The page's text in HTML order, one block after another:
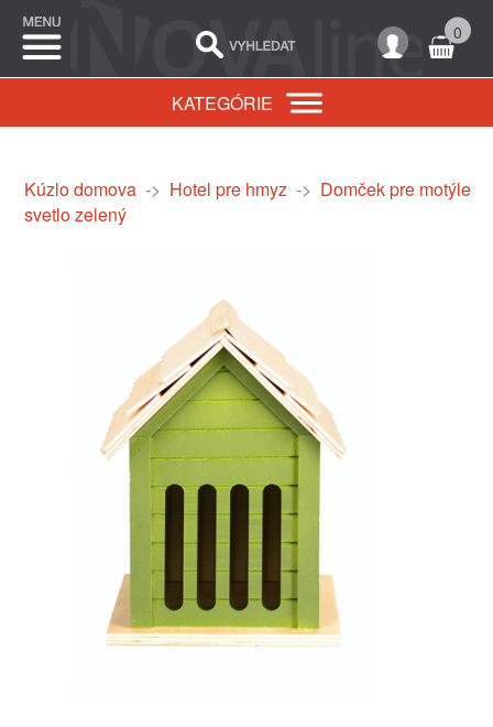
0
KATEGÓRIE
Kúzlo domova-> Hotel pre hmyz-> Domček pre motýle
svetlo zelený